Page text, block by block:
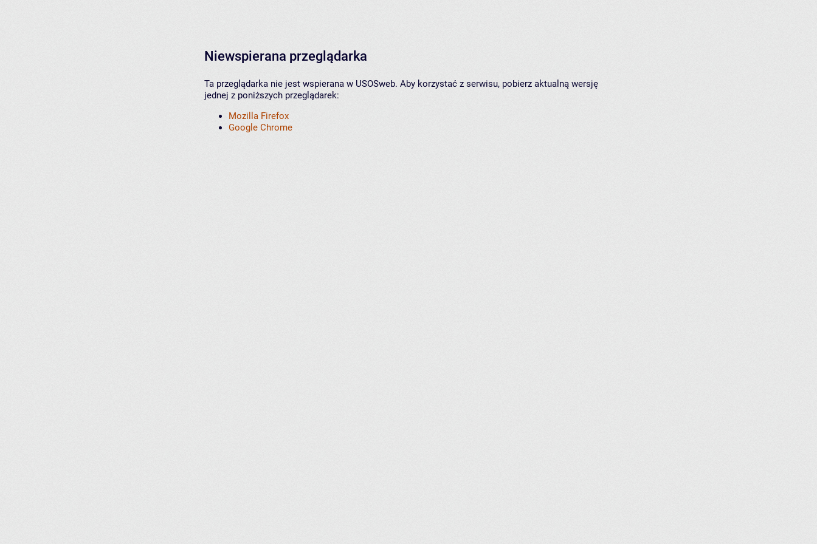
Niewspierana przeglądarka
Ta przeglądarka nie jest wspierana w USOSweb. Aby korzystać z serwisu, pobierz aktualną wersję
jednej z poniższych przeglądarek:
Mozilla Firefox
Google Chrome